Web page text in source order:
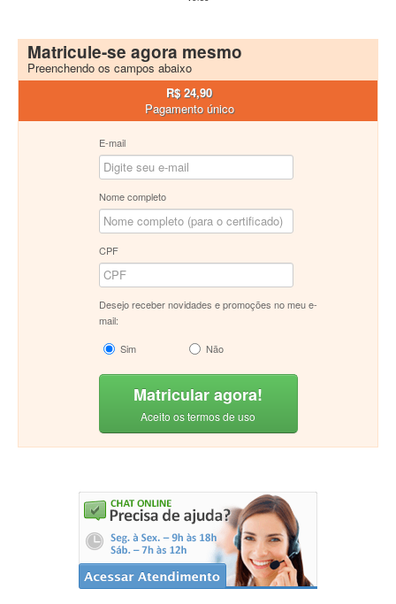
Matricule-se agora mesmo
Preenchendo os campos abaixo
R$ 24,90
Pagamento único
E-mail
Nome completo
CPF
Desejo receber novidades e promoções no meu e-
mail:
Sim
Não
Matricular agora!
Aceito os termos de uso